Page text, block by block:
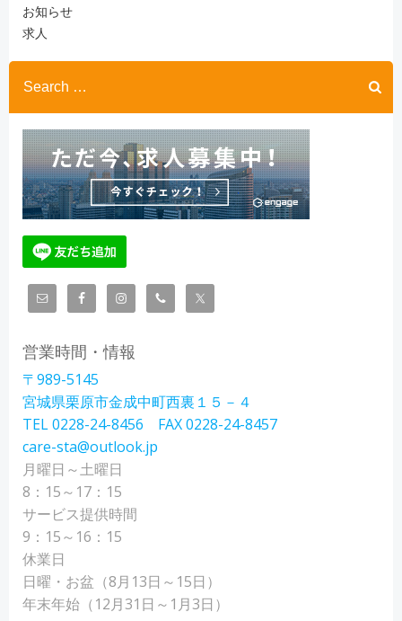
イ
ブ
お知らせ
求人
Search
for:
営業時間・情報
〒989-5145
宮城県栗原市金成中町西裏１５－４
TEL 0228-24-8456 FAX 0228-24-8457
care-sta@outlook.jp
月曜日～土曜日
8：15～17：15
サービス提供時間
9：15～16：15
休業日
日曜・お盆（8月13日～15日）
年末年始（12月31日～1月3日）